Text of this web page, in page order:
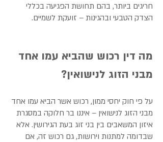
חריגים ביותר, בהם תחושת הפגיעה בכללי
הצדק הטבעי ובהגינות – זועקת לשמיים.
מה דין רכוש שהביא עמו אחד
מבני הזוג לנישואין?
על פי חוק יחסי ממון, רכוש אשר הביא עמו אחד
מבני הזוג לנישואין – איננו בר חלוקה במסגרת
איזון המשאבים בין בני זוג בעת הגירושין. אלא
שבדומה למתנות וירושות, גם רכוש זה, אם